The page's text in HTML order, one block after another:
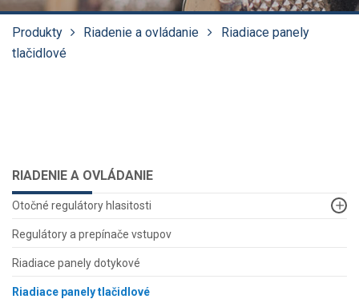
Produkty Riadenie a ovládanie
Riadiace panely
tlačidlové
RIADENIE A OVLÁDANIE
Otočné regulátory hlasitosti
Regulátory a prepínače vstupov
Riadiace panely dotykové
Riadiace panely tlačidlové